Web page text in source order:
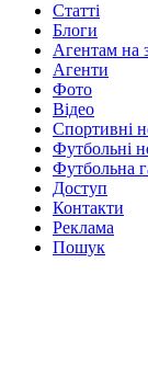
Статті
Блоги
Агентам на
Агенти
Фото
Відео
Спортивні
Футбольні
Футбольна
Доступ
Контакти
Реклама
Пошук